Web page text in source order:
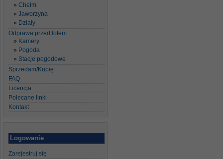
Chełm
Jaworzyna
Działy
Odprawa przed lotem
Kamery
Pogoda
Stacje pogodowe
Sprzedam/Kupię
FAQ
Licencja
Polecane linki
Kontakt
Logowanie
Zarejestruj się